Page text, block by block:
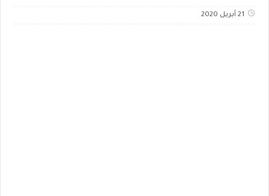
21 أبريل 2020